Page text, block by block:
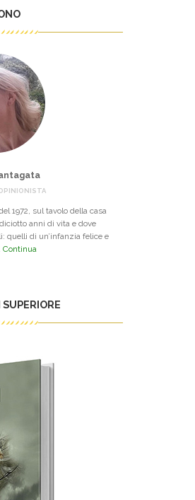
1972, sul tavolo della casa
anni di vita e dove
quelli di un’infanzia felice e
Continua